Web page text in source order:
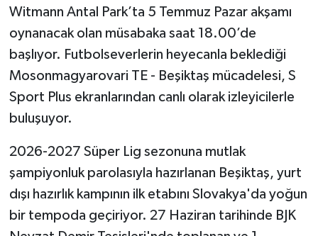
Witmann Antal Park’ta 5 Temmuz Pazar akşamı
oynanacak olan müsabaka saat 18.00’de
başlıyor. Futbolseverlerin heyecanla beklediği
Mosonmagyarovari TE - Beşiktaş mücadelesi, S
Sport Plus ekranlarından canlı olarak izleyicilerle
buluşuyor.
2026-2027 Süper Lig sezonuna mutlak
şampiyonluk parolasıyla hazırlanan Beşiktaş, yurt
dışı hazırlık kampının ilk etabını Slovakya'da yoğun
bir tempoda geçiriyor. 27 Haziran tarihinde BJK